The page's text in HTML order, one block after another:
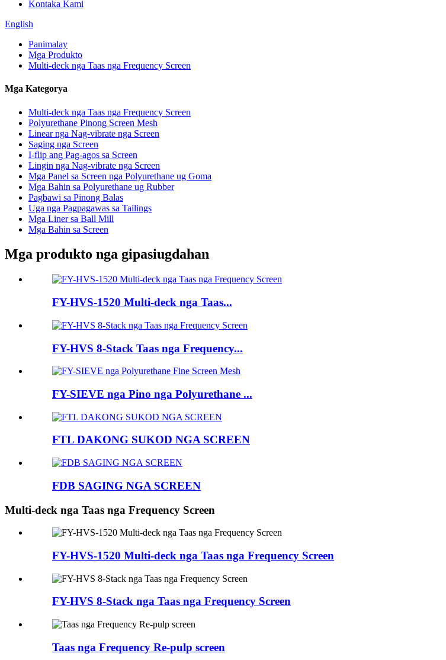
Kontaka Kami
English
Panimalay
Mga Produkto
Multi-deck nga Taas nga Frequency Screen
Mga Kategorya
Multi-deck nga Taas nga Frequency Screen
Polyurethane Pinong Screen Mesh
Linear nga Nag-vibrate nga Screen
Saging nga Screen
I-flip ang Pag-agos sa Screen
Lingin nga Nag-vibrate nga Screen
Mga Panel sa Screen nga Polyurethane ug Goma
Mga Bahin sa Polyurethane ug Rubber
Pagbawi sa Pinong Balas
Uga nga Pagpagawas sa Tailings
Mga Liner sa Ball Mill
Mga Bahin sa Screen
Mga produkto nga gipasiugdahan
FY-HVS-1520 Multi-deck nga Taas...
FY-HVS 8-Stack Taas nga Frequency...
FY-SIEVE nga Pino nga Polyurethane ...
FTL DAKONG SUKOD NGA SCREEN
FDB SAGING NGA SCREEN
Multi-deck nga Taas nga Frequency Screen
FY-HVS-1520 Multi-deck nga Taas nga Frequency Screen
FY-HVS 8-Stack nga Taas nga Frequency Screen
Taas nga Frequency Re-pulp screen